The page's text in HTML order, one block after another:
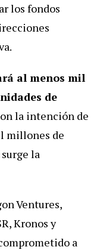
los fondos
al menos mil
de
la intención de
millones de
la
Ventures,
Kronos y
a